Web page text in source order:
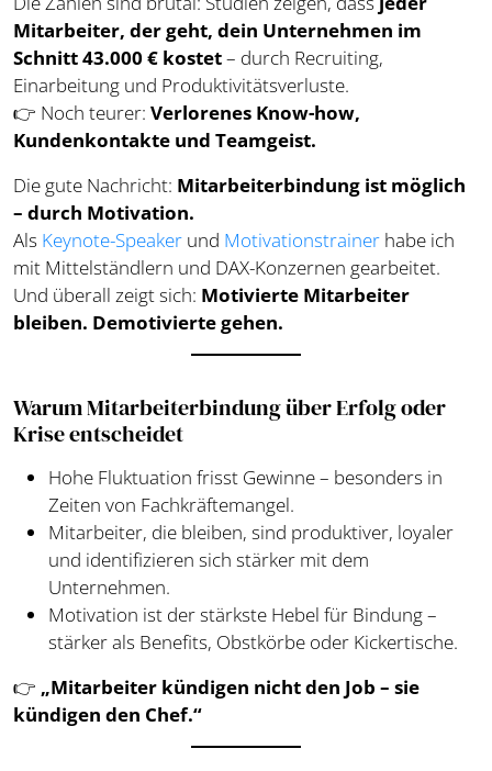
Mitarbeiter, der geht, dein Unternehmen im
Schnitt 43.000 € kostet– durch Recruiting,
Einarbeitung und Produktivitätsverluste.
👉 Noch teurer: Verlorenes Know-how,
Kundenkontakte und Teamgeist.
Die gute Nachricht: Mitarbeiterbindung ist möglich
– durch Motivation.
Als Keynote-Speaker und Motivationstrainer habe ich
mit Mittelständlern und DAX-Konzernen gearbeitet.
Und überall zeigt sich: Motivierte Mitarbeiter
bleiben. Demotivierte gehen.
Warum Mitarbeiterbindung über Erfolg oder
Krise entscheidet
Hohe Fluktuation frisst Gewinne – besonders in
Zeiten von Fachkräftemangel.
Mitarbeiter, die bleiben, sind produktiver, loyaler
und identifizieren sich stärker mit dem
Unternehmen.
Motivation ist der stärkste Hebel für Bindung –
stärker als Benefits, Obstkörbe oder Kickertische.
👉 „Mitarbeiter kündigen nicht den Job – sie
kündigen den Chef.“